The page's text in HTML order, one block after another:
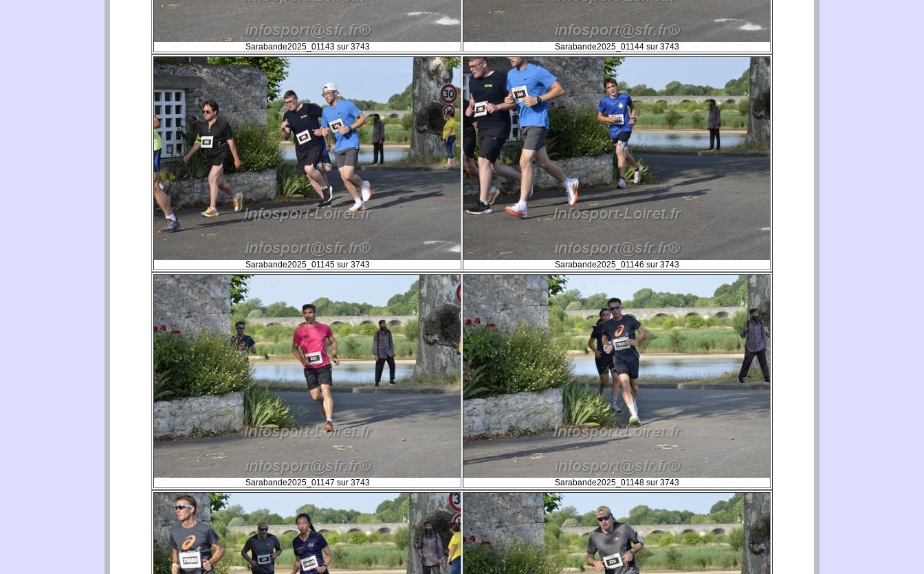
Sarabande2025_01143 sur 3743 Sarabande2025_01144 sur 3743
Sarabande2025_01145 sur 3743 Sarabande2025_01146 sur 3743
Sarabande2025_01147 sur 3743 Sarabande2025_01148 sur 3743